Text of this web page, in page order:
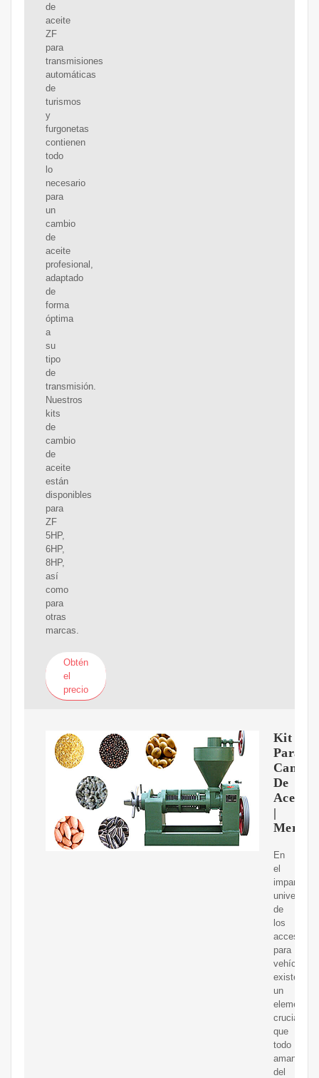
de
aceite
ZF
para
transmisiones
automáticas
de
turismos
y
furgonetas
contienen
todo
lo
necesario
para
un
cambio
de
aceite
profesional,
adaptado
de
forma
óptima
a
su
tipo
de
transmisión.
Nuestros
kits
de
cambio
de
aceite
están
disponibles
para
ZF
5HP,
6HP,
8HP,
así
como
para
otras
marcas.
Obtén
el
precio
Kit
Para
Cambio
De
Aceite
|
En
el
imparable
universo
de
los
accesorios
para
vehículos,
existe
un
elemento
crucial
que
todo
amante
del